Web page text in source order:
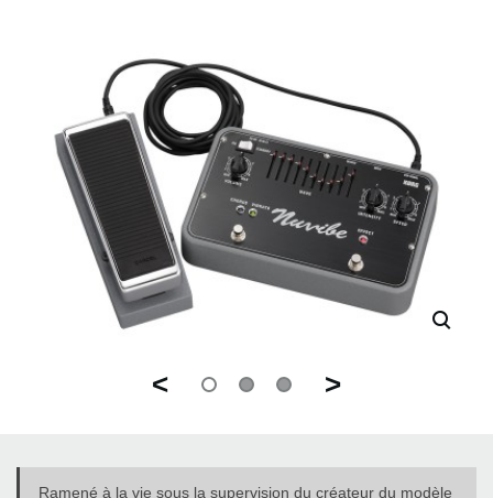
< >
Ramené à la vie sous la supervision du créateur du modèle